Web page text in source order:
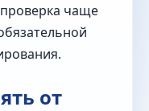
чаще
от